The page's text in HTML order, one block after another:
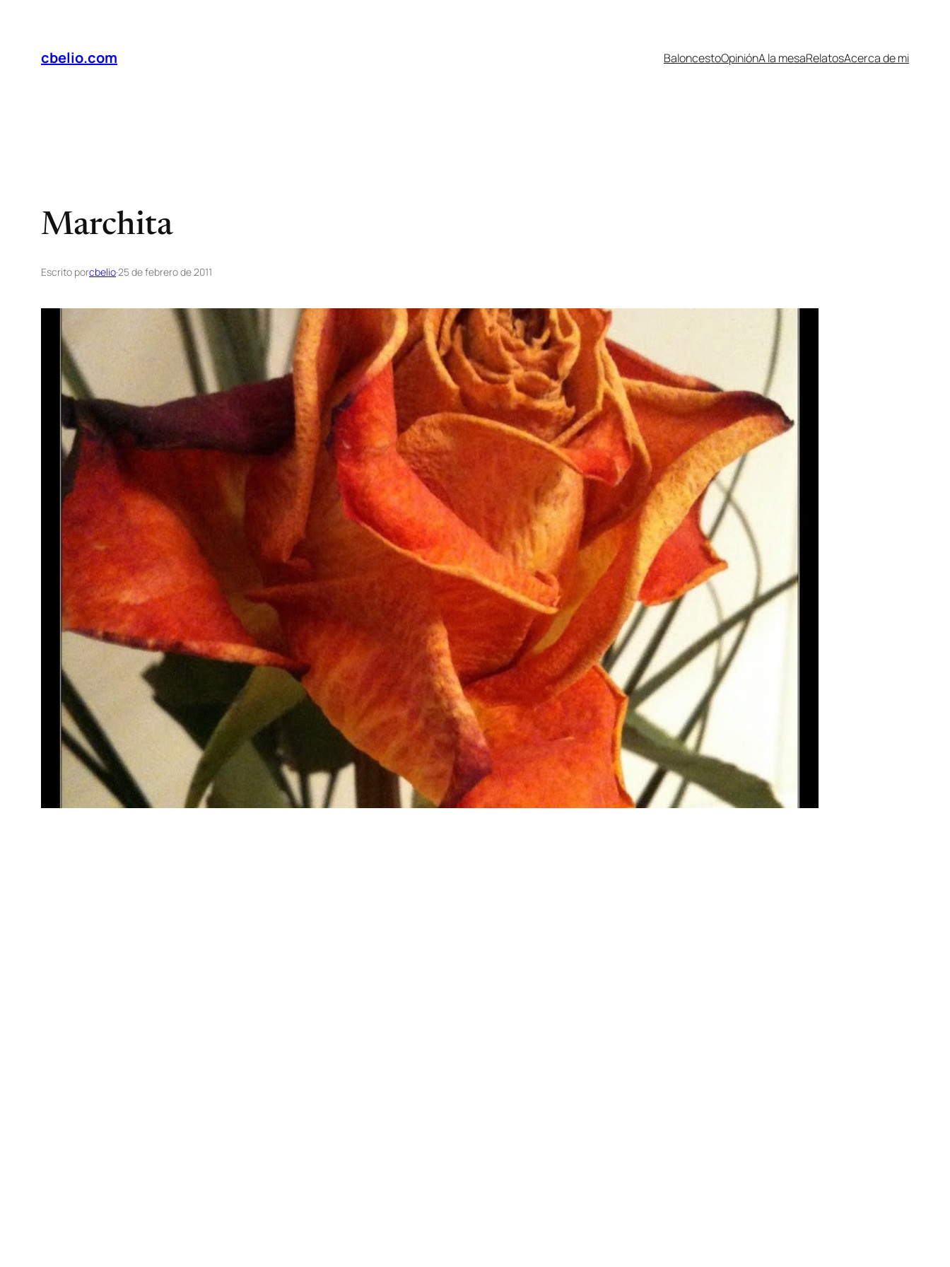
contenidocbelio.com BaloncestoOpiniónA la mesaRelatosAcerca de mi
Marchita
Escrito porcbelio·25 de febrero de 2011